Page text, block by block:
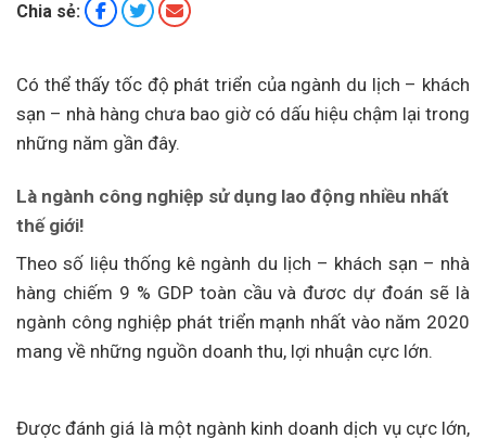
Chia sẻ:
Có thể thấy tốc độ phát triển của ngành du lịch – khách
sạn – nhà hàng chưa bao giờ có dấu hiệu chậm lại trong
những năm gần đây.
Là ngành công nghiệp sử dụng lao động nhiều nhất
thế giới!
Theo số liệu thống kê ngành du lịch – khách sạn – nhà
hàng chiếm 9 % GDP toàn cầu và đươc dự đoán sẽ là
ngành công nghiệp phát triển mạnh nhất vào năm 2020
mang về những nguồn doanh thu, lợi nhuận cực lớn.
Được đánh giá là một ngành kinh doanh dịch vụ cực lớn,